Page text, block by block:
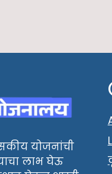
योजनांची
लाभ घेऊ